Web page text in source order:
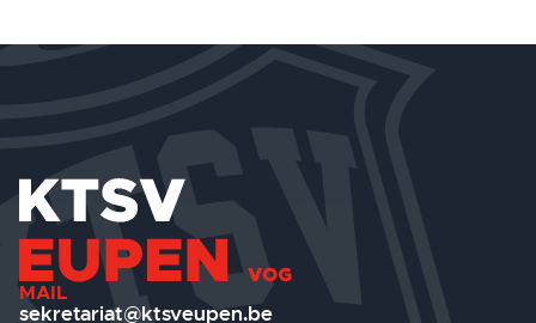
MAIL
sekretariat@ktsveupen.be